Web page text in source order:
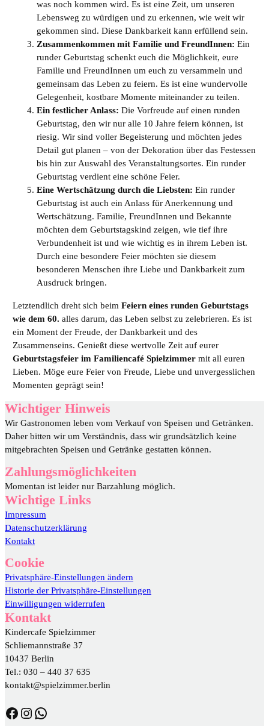
was noch kommen wird. Es ist eine Zeit, um unseren
Lebensweg zu würdigen und zu erkennen, wie weit wir
gekommen sind. Diese Dankbarkeit kann erfüllend sein.
Zusammenkommen mit Familie und FreundInnen: Ein
runder Geburtstag schenkt euch die Möglichkeit, eure
Familie und FreundInnen um euch zu versammeln und
gemeinsam das Leben zu feiern. Es ist eine wundervolle
Gelegenheit, kostbare Momente miteinander zu teilen.
Ein festlicher Anlass: Die Vorfreude auf einen runden
Geburtstag, den wir nur alle 10 Jahre feiern können, ist
riesig. Wir sind voller Begeisterung und möchten jedes
Detail gut planen – von der Dekoration über das Festessen
bis hin zur Auswahl des Veranstaltungsortes. Ein runder
Geburtstag verdient eine schöne Feier.
Eine Wertschätzung durch die Liebsten: Ein runder
Geburtstag ist auch ein Anlass für Anerkennung und
Wertschätzung. Familie, FreundInnen und Bekannte
möchten dem Geburtstagskind zeigen, wie tief ihre
Verbundenheit ist und wie wichtig es in ihrem Leben ist.
Durch eine besondere Feier möchten sie diesem
besonderen Menschen ihre Liebe und Dankbarkeit zum
Ausdruck bringen.
Letztendlich dreht sich beimFeiern eines runden Geburtstags
wie dem 60.alles darum, das Leben selbst zu zelebrieren. Es ist
ein Moment der Freude, der Dankbarkeit und des
Zusammenseins. Genießt diese wertvolle Zeit auf eurer
Geburtstagsfeier im Familiencafé Spielzimmermit all euren
Lieben. Möge eure Feier von Freude, Liebe und unvergesslichen
Momenten geprägt sein!
Wichtiger Hinweis
Wir Gastronomen leben vom Verkauf von Speisen und Getränken.
Daher bitten wir um Verständnis, dass wir grundsätzlich keine
mitgebrachten Speisen und Getränke gestatten können.
Zahlungsmöglichkeiten
Momentan ist leider nur Barzahlung möglich.
Wichtige Links
Impressum
Datenschutzerklärung
Kontakt
Cookie
Privatsphäre-Einstellungen ändern
Historie der Privatsphäre-Einstellungen
Einwilligungen widerrufen
Kontakt
Kindercafe Spielzimmer
Schliemannstraße 37
10437 Berlin
Tel.: 030 – 440 37 635
kontakt@spielzimmer.berlin
https://www.facebook.com/DasSpielzimmer/ https://www.instagram.com/spielzimmer.berlin/ WhatsApp